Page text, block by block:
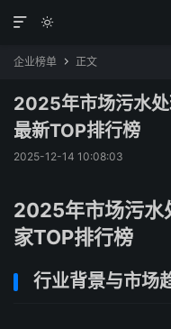


企业榜单  正文
2025年市场污水
最新TOP排行榜
2025-12-14 10:08:03
2025年市场污水
家TOP排行榜
行业背景与市场